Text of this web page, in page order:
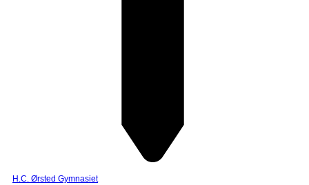
H.C. Ørsted Gymnasiet